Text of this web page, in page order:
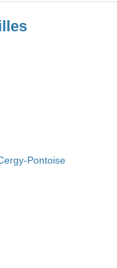
Pontoise